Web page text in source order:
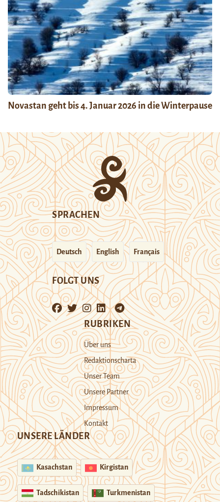
Novastan geht bis 4. Januar 2026 in die Winterpause
SPRACHEN
Deutsch English Français
FOLGT UNS
RUBRIKEN
Über uns
Redaktionscharta
Unser Team
Unsere Partner
Impressum
Kontakt
UNSERE LÄNDER
Kasachstan Kirgistan
Tadschikistan Turkmenistan